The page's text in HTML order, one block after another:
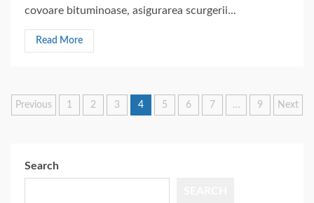
covoare bituminoase, asigurarea scurgerii...
Read More
Posts
Previous 1 2 3 4 5 6 7 … 9 Next
Search